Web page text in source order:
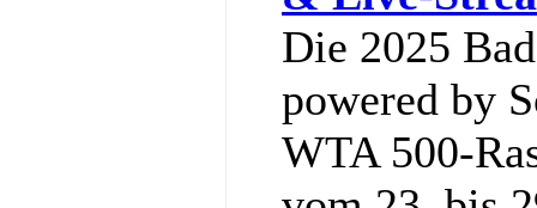
Die 2025
powered by
WTA 500-